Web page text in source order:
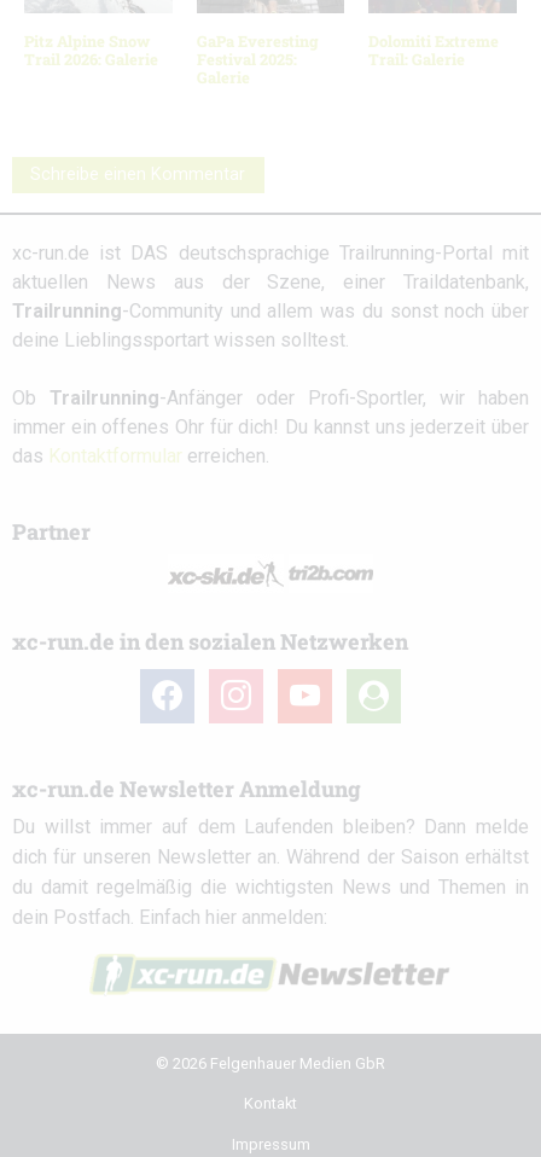
Pitz Alpine Snow
Trail 2026: Galerie
GaPa Everesting
Festival 2025:
Galerie
Dolomiti Extreme
Trail: Galerie
Schreibe einen Kommentar
xc-run.de ist DAS deutschsprachige Trailrunning-Portal mit
aktuellen News aus der Szene, einer Traildatenbank,
Trailrunning-Community und allem was du sonst noch über
deine Lieblingssportart wissen solltest.
Ob Trailrunning-Anfänger oder Profi-Sportler, wir haben
immer ein offenes Ohr für dich! Du kannst uns jederzeit über
das Kontaktformular erreichen.
Partner
xc-run.de in den sozialen Netzwerken
facebook instagramyoutube
user-
circle
xc-run.de Newsletter Anmeldung
Du willst immer auf dem Laufenden bleiben? Dann melde
dich für unseren Newsletter an. Während der Saison erhältst
du damit regelmäßig die wichtigsten News und Themen in
dein Postfach. Einfach hier anmelden:
© 2026 Felgenhauer Medien GbR
Kontakt
Impressum